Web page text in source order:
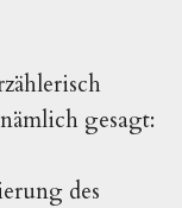
gesagt:
des